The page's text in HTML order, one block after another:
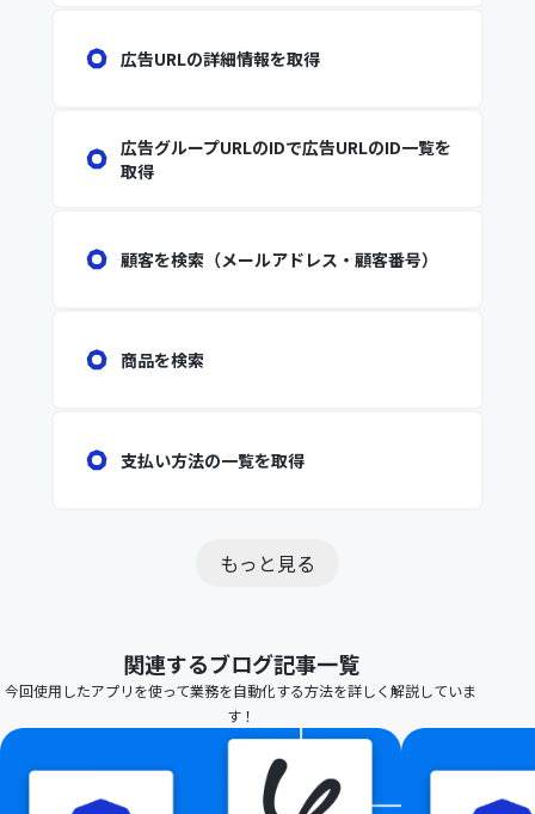
広告URLの詳細情報を取得
広告グループURLのIDで広告URLのID一覧を
取得
顧客を検索（メールアドレス・顧客番号）
商品を検索
支払い方法の一覧を取得
もっと見る
関連するブログ記事一覧
今回使用したアプリを使って業務を自動化する方法を詳しく解説していま
す！